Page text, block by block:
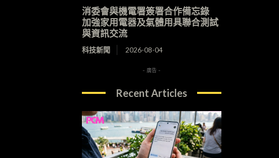
消委會與機電署簽署合作備忘錄
加強家用電器及氣體用具聯合測試
與資訊交流
科技新聞 2026-08-04
- 廣告 -
Recent Articles